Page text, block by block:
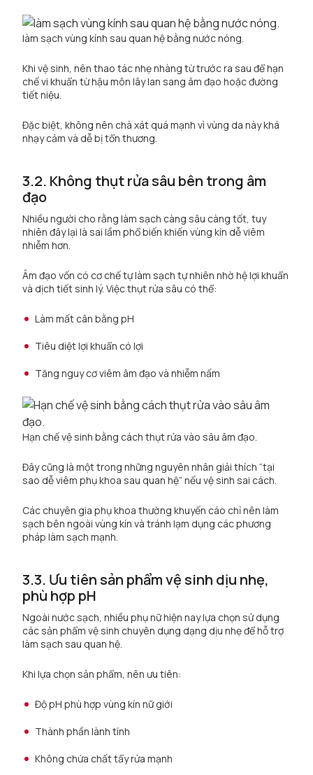
làm sạch vùng kính sau quan hệ bằng nước nóng.
Khi vệ sinh, nên thao tác nhẹ nhàng từ trước ra sau để hạn
chế vi khuẩn từ hậu môn lây lan sang âm đạo hoặc đường
tiết niệu.
Đặc biệt, không nên chà xát quá mạnh vì vùng da này khá
nhạy cảm và dễ bị tổn thương.
3.2. Không thụt rửa sâu bên trong âm
đạo
Nhiều người cho rằng làm sạch càng sâu càng tốt, tuy
nhiên đây lại là sai lầm phổ biến khiến vùng kín dễ viêm
nhiễm hơn.
Âm đạo vốn có cơ chế tự làm sạch tự nhiên nhờ hệ lợi khuẩn
và dịch tiết sinh lý. Việc thụt rửa sâu có thể:
Làm mất cân bằng pH
Tiêu diệt lợi khuẩn có lợi
Tăng nguy cơ viêm âm đạo và nhiễm nấm
Hạn chế vệ sinh bằng cách thụt rửa vào sâu âm đạo.
Đây cũng là một trong những nguyên nhân giải thích “tại
sao dễ viêm phụ khoa sau quan hệ” nếu vệ sinh sai cách.
Các chuyên gia phụ khoa thường khuyến cáo chỉ nên làm
sạch bên ngoài vùng kín và tránh lạm dụng các phương
pháp làm sạch mạnh.
3.3. Ưu tiên sản phẩm vệ sinh dịu nhẹ,
phù hợp pH
Ngoài nước sạch, nhiều phụ nữ hiện nay lựa chọn sử dụng
các sản phẩm vệ sinh chuyên dụng dạng dịu nhẹ để hỗ trợ
làm sạch sau quan hệ.
Khi lựa chọn sản phẩm, nên ưu tiên:
Độ pH phù hợp vùng kín nữ giới
Thành phần lành tính
Không chứa chất tẩy rửa mạnh